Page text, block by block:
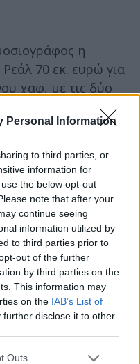
Personal Information
to third parties, or
information for
the below opt-out
note that after your
continue seeing
information utilized by
to third parties prior to
out of the further
by third parties on the
This information may
on the IAB’s List of
further disclose it to other
one or more Google
Outs
η
70 εκ. ευρώ για
χαφ, με τις δύο
λεπτομέρειες